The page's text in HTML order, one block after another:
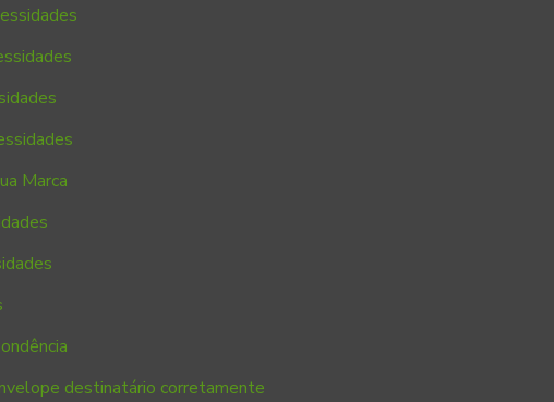
Marca
destinatário corretamente